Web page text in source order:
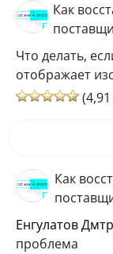
Как
Что делать,
отображает
Как
Енгулатов
проблема